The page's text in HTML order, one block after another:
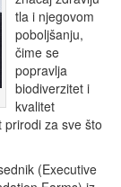
tla i njegovom
poboljšanju,
čime se
popravlja
biodiverzitet i
kvalitet
za sve što
(Executive